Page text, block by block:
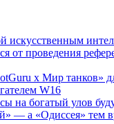
искусственным
от проведения
х Мир танков»
W16
на богатый улов
— а «Одиссея» тем